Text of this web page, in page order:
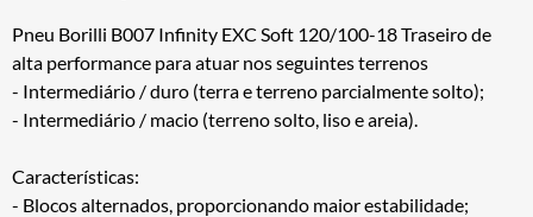
Pneu Borilli B007 Infinity EXC Soft 120/100-18 Traseiro de
alta performance para atuar nos seguintes terrenos
- Intermediário / duro (terra e terreno parcialmente solto);
- Intermediário / macio (terreno solto, liso e areia).
Características:
- Blocos alternados, proporcionando maior estabilidade;